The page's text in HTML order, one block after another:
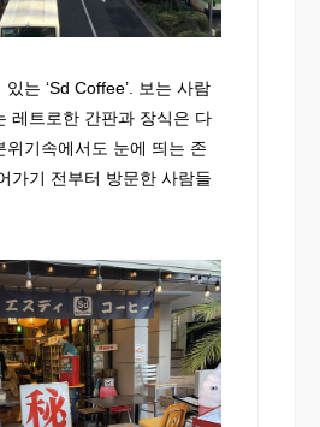
는 ‘Sd Coffee’. 보는 사람
레트로한 간판과 장식은 다
위기속에서도 눈에 띄는 존
가기 전부터 방문한 사람들